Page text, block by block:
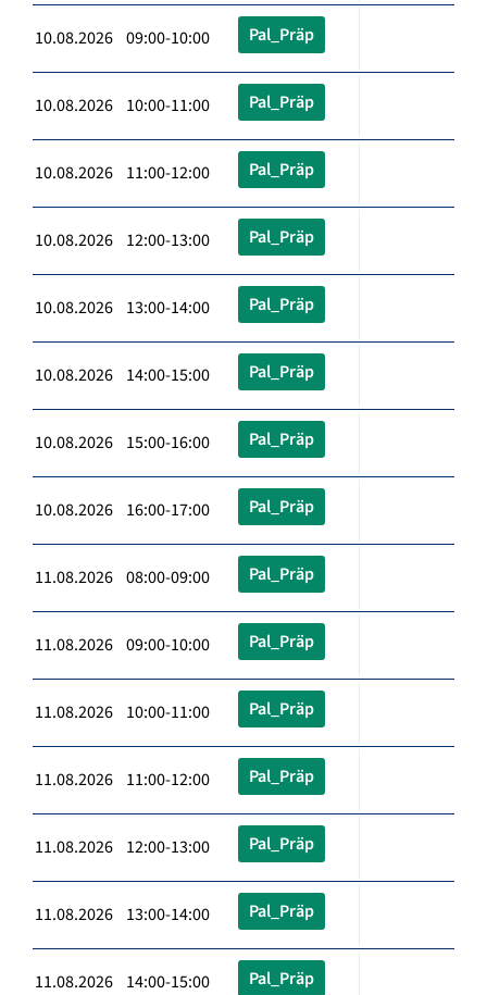
10.08.2026 09:00-10:00 Pal_Präp
10.08.2026 10:00-11:00 Pal_Präp
10.08.2026 11:00-12:00 Pal_Präp
10.08.2026 12:00-13:00 Pal_Präp
10.08.2026 13:00-14:00 Pal_Präp
10.08.2026 14:00-15:00 Pal_Präp
10.08.2026 15:00-16:00 Pal_Präp
10.08.2026 16:00-17:00 Pal_Präp
11.08.2026 08:00-09:00 Pal_Präp
11.08.2026 09:00-10:00 Pal_Präp
11.08.2026 10:00-11:00 Pal_Präp
11.08.2026 11:00-12:00 Pal_Präp
11.08.2026 12:00-13:00 Pal_Präp
11.08.2026 13:00-14:00 Pal_Präp
11.08.2026 14:00-15:00 Pal_Präp